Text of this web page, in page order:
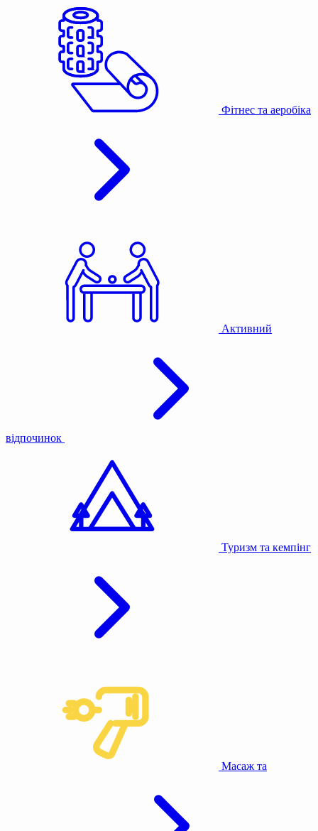
Фітнес та аеробіка
Активний
відпочинок
Туризм та кемпінг
Масаж та